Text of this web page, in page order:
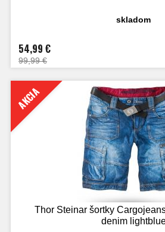
skladom
54,99 €
99,99 €
AKCIA
Thor Steinar šortky
denim